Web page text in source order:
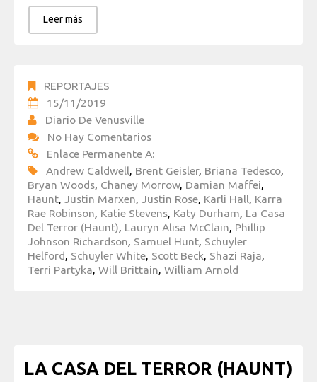
Leer más
REPORTAJES
15/11/2019
Diario De Venusville
No Hay Comentarios
Enlace Permanente A:
Andrew Caldwell, Brent Geisler, Briana Tedesco,
Bryan Woods, Chaney Morrow, Damian Maffei,
Haunt, Justin Marxen, Justin Rose, Karli Hall, Karra
Rae Robinson, Katie Stevens, Katy Durham, La Casa
Del Terror (Haunt), Lauryn Alisa McClain, Phillip
Johnson Richardson, Samuel Hunt, Schuyler
Helford, Schuyler White, Scott Beck, Shazi Raja,
Terri Partyka, Will Brittain, William Arnold
LA CASA DEL TERROR (HAUNT)